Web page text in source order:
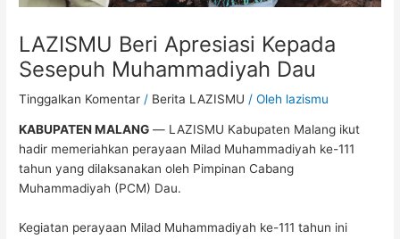
LAZISMU Beri Apresiasi Kepada
Sesepuh Muhammadiyah Dau
Tinggalkan Komentar / Berita LAZISMU / Oleh lazismu
KABUPATEN MALANG ― LAZISMU Kabupaten Malang ikut
hadir memeriahkan perayaan Milad Muhammadiyah ke-111
tahun yang dilaksanakan oleh Pimpinan Cabang
Muhammadiyah (PCM) Dau.
Kegiatan perayaan Milad Muhammadiyah ke-111 tahun ini